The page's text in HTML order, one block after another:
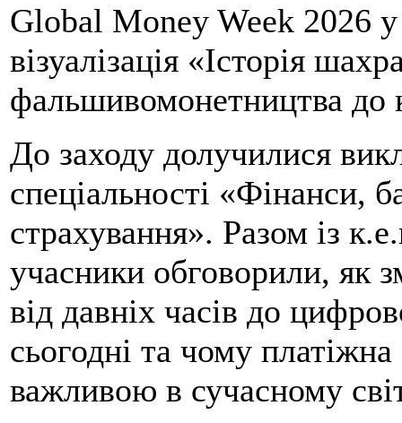
Global Money Week 2026
візуалізація «Історія
фальшивомонетництва до
До заходу долучилися
спеціальності «Фінанси,
страхування». Разом із
учасники обговорили, як
від давніх часів до
сьогодні та чому
важливою в сучасному